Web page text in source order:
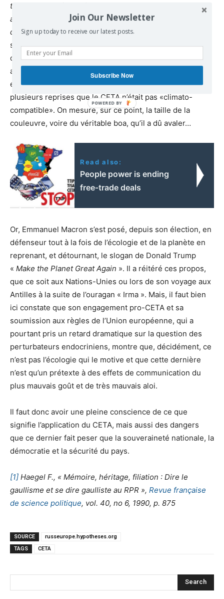
tellement lancé que, à moins d’un incident diplomatique
avec le Canada, ce que nous ne souhaitions pas, c’était
difficile » d’enrayer son entrée en vigueur
saurait mieux décrire les mécanismes d’irréversibilité qui
ont été sciemment construit avec ce traité. Rappelons
aussi que, avant d’être nommé ministre de la Transition
écologique, l’ancien animateur TV avait estimé à
plusieurs reprises que le CETA n’était pas «climato-
compatible». On mesure, sur ce point, la taille de la
couleuvre, voire du véritable boa, qu’il a dû avaler…
Read also:
People power is ending
free-trade deals
Or, Emmanuel Macron s’est posé, depuis son élection, en
défenseur tout à la fois de l’écologie et de la planète en
reprenant, et détournant, le slogan de Donald Trump
« Make the Planet Great Again ». Il a réitéré ces propos,
que ce soit aux Nations-Unies ou lors de son voyage aux
Antilles à la suite de l’ouragan « Irma ». Mais, il faut bien
ici constate que son engagement pro-CETA et sa
soumission aux règles de l’Union européenne, qui a
pourtant pris un retard dramatique sur la question des
perturbateurs endocriniens, montre que, décidément, ce
n’est pas l’écologie qui le motive et que cette dernière
n’est qu’un prétexte à des effets de communication du
plus mauvais goût et de très mauvais aloi.
Il faut donc avoir une pleine conscience de ce que
signifie l’application du CETA, mais aussi des dangers
que ce dernier fait peser que la souveraineté nationale, la
démocratie et la sécurité du pays.
[1] Haegel F., « Mémoire, héritage, filiation : Dire le
gaullisme et se dire gaulliste au RPR », Revue française
de science politique, vol. 40, no 6,‎ 1990, p. 875
SOURCE
russeurope.hypotheses.org
TAGS
CETA
Search
Join Our Newsletter
Sign up today to receive our latest posts.
Subscribe Now